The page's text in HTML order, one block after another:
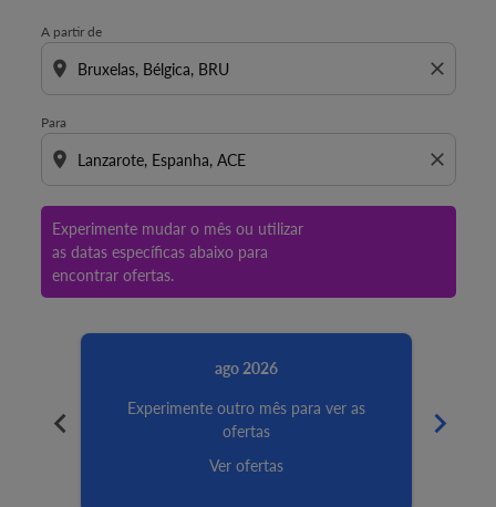
A partir de
location_on close
Para
location_on close
Experimente mudar o mês ou utilizar
as datas específicas abaixo para
encontrar ofertas.
chevron_left
ago 2026
Experimente outro mês para ver as
ofertas
Ver ofertas
chevron_right